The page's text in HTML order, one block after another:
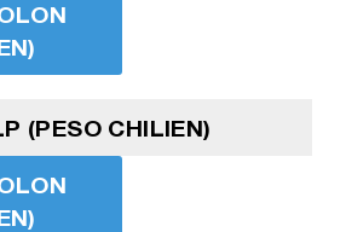
(PESO CHILIEN)